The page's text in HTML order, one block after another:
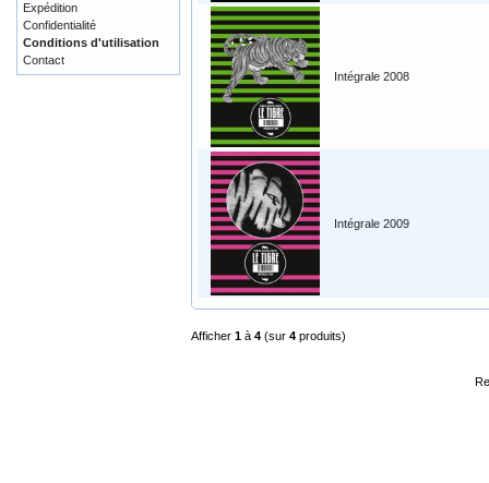
Intégrale 2008
Intégrale 2009
Afficher 1 à 4 (sur 4 produits)
Expédition
Confidentialité
Conditions d'utilisation
Contact